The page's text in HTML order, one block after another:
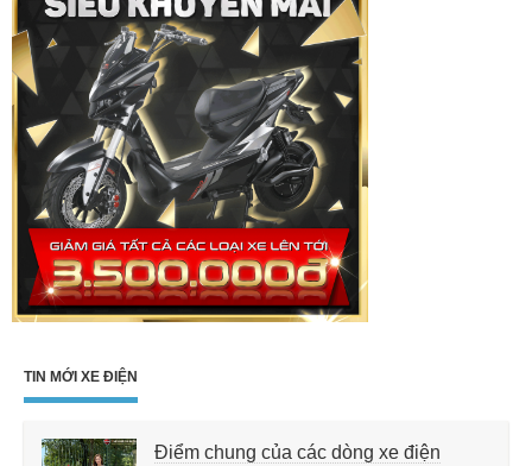
TIN MỚI XE ĐIỆN
Điểm chung của các dòng xe điện